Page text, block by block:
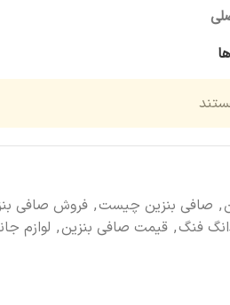
, صافی بنزین چیست, فروش صافی
فنگ, قیمت صافی بنزین, لوازم